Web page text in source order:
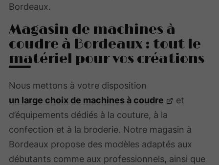
Bordeaux.
Magasin de machines à
coudre à Bordeaux : tout le
matériel pour vos créations
Nous mettons à votre disposition
un large choix de machines à coudre
et
d’équipements dédiés à la couture, à la
confection et à la broderie. Notre magasin à
Bordeaux propose des modèles adaptés aux
débutants comme aux professionnels, ainsi que